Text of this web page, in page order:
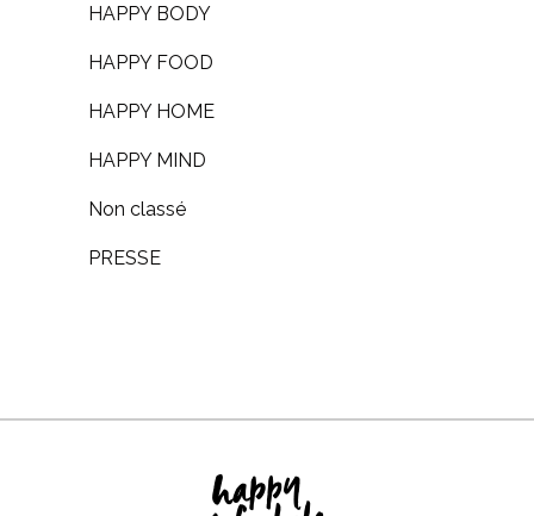
HAPPY BODY
HAPPY FOOD
HAPPY HOME
HAPPY MIND
Non classé
PRESSE